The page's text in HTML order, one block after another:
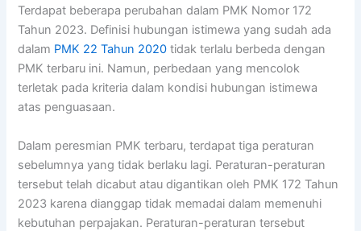
Terdapat beberapa perubahan dalam PMK Nomor 172
Tahun 2023. Definisi hubungan istimewa yang sudah ada
dalam PMK 22 Tahun 2020 tidak terlalu berbeda dengan
PMK terbaru ini. Namun, perbedaan yang mencolok
terletak pada kriteria dalam kondisi hubungan istimewa
atas penguasaan.
Dalam peresmian PMK terbaru, terdapat tiga peraturan
sebelumnya yang tidak berlaku lagi. Peraturan-peraturan
tersebut telah dicabut atau digantikan oleh PMK 172 Tahun
2023 karena dianggap tidak memadai dalam memenuhi
kebutuhan perpajakan. Peraturan-peraturan tersebut